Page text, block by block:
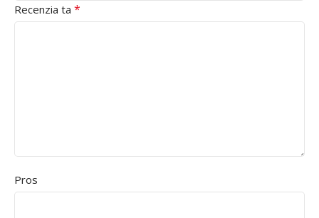
Recenzia ta *
Pros